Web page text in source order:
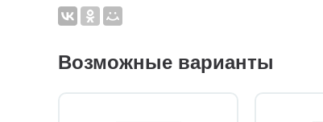
Возможные варианты